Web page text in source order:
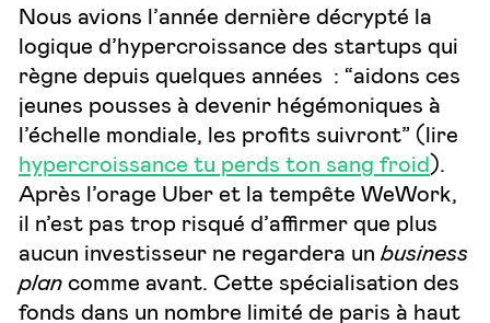
Nous avions l’année dernière décrypté la
logique d’hypercroissance des startups qui
règne depuis quelques années : “aidons ces
jeunes pousses à devenir hégémoniques à
l’échelle mondiale, les profits suivront” (lire
hypercroissance tu perds ton sang froid).
Après l’orage Uber et la tempête WeWork,
il n’est pas trop risqué d’affirmer que plus
aucun investisseur ne regardera un business
plan comme avant. Cette spécialisation des
fonds dans un nombre limité de paris à haut